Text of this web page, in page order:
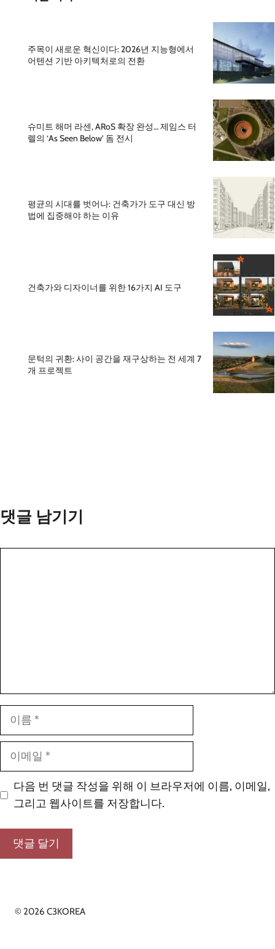
주목이 새로운 혁신이다: 2026년 지능형에서
어텐션 기반 아키텍처로의 전환
슈미트 해머 라센, ARoS 확장 완성… 제임스 터
렐의 ‘As Seen Below’ 돔 전시
평균의 시대를 벗어나: 건축가가 도구 대신 방
법에 집중해야 하는 이유
건축가와 디자이너를 위한 16가지 AI 도구
문턱의 귀환: 사이 공간을 재구상하는 전 세계 7
개 프로젝트
댓글 남기기
다음 번 댓글 작성을 위해 이 브라우저에 이름, 이메일,
그리고 웹사이트를 저장합니다.
© 2026 C3KOREA